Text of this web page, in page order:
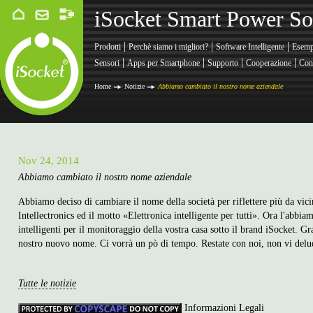
iSocket Smart Power
Prodotti | Perchè siamo i migliori? | Software Intelligente |
Sensori | Apps per Smartphone | Supporto | Cooperazione |
Home Notizie Abbiamo cambiato il nostro nome aziendale
Nov 24, 2014
Abbiamo cambiato il nostro nome aziendale
Abbiamo deciso di cambiare il nome della società per riflettere più da
Intellectronics ed il motto «Elettronica intelligente per tutti». Ora
intelligenti per il monitoraggio della vostra casa sotto il brand iSocket.
nostro nuovo nome. Ci vorrà un pò di tempo. Restate con noi, non vi
Tutte le notizie
Informazioni Legali